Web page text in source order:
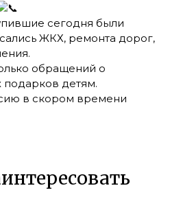
сегодня были
ЖКХ, ремонта дорог,
обращений о
подарков детям.
в скором времени